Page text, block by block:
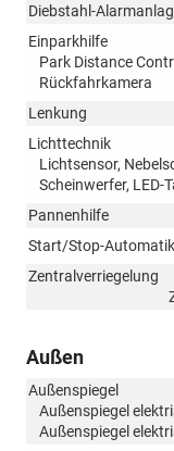
Diebstahl-
Einparkhilfe
Park Distance
Rückfahrkamera
Lenkung
Lichttechnik
Lichtsensor,
Scheinwerfer, LED-
Pannenhilfe
Start/Stop-Automatik
Zentralverriegelung
Außen
Außenspiegel
Außenspiegel
Außenspiegel